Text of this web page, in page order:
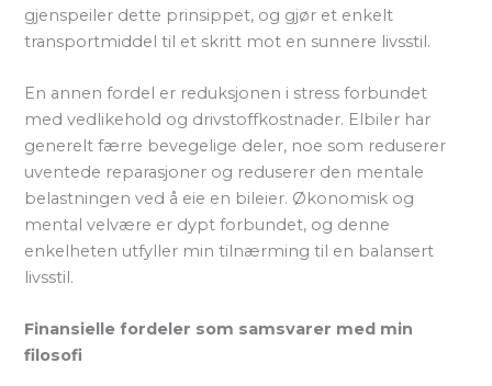
gjenspeiler dette prinsippet, og gjør et enkelt
transportmiddel til et skritt mot en sunnere livsstil.
En annen fordel er reduksjonen i stress forbundet
med vedlikehold og drivstoffkostnader. Elbiler har
generelt færre bevegelige deler, noe som reduserer
uventede reparasjoner og reduserer den mentale
belastningen ved å eie en bileier. Økonomisk og
mental velvære er dypt forbundet, og denne
enkelheten utfyller min tilnærming til en balansert
livsstil.
Finansielle fordeler som samsvarer med min
filosofi